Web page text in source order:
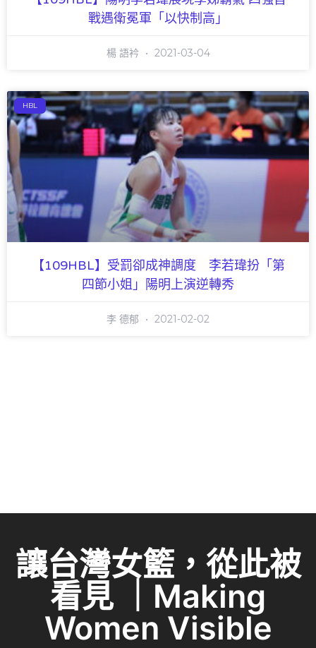
戰遇衛冕軍「以快制高」
楊 語衿 2021-03-04
HBL
【109HBL】受罰卻成神調度 李若瑋扮「第
四節小姐」陽明上演逆轉秀
李 德郁 2021-02-02
讓台灣女籃，從此被
看見 ｜Making
Women Visible